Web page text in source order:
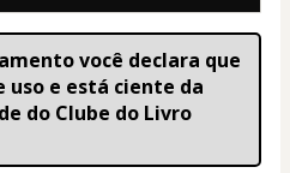
você declara que
uso e está ciente da
do Clube do Livro